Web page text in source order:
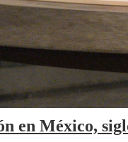
en México,